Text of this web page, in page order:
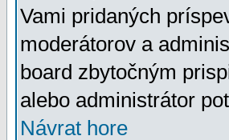
Vami pridaných
moderátorov a
board zbytočným
alebo administrátor
Návrat hore